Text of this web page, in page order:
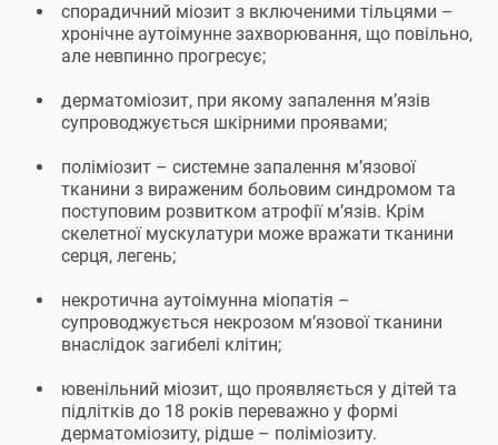
спорадичний міозит з включеними тільцями –
хронічне аутоімунне захворювання, що повільно,
але невпинно прогресує;
дерматоміозит, при якому запалення м’язів
супроводжується шкірними проявами;
поліміозит – системне запалення м’язової
тканини з вираженим больовим синдромом та
поступовим розвитком атрофії м’язів. Крім
скелетної мускулатури може вражати тканини
серця, легень;
некротична аутоімунна міопатія –
супроводжується некрозом м’язової тканини
внаслідок загибелі клітин;
ювенільний міозит, що проявляється у дітей та
підлітків до 18 років переважно у формі
дерматоміозиту, рідше – поліміозиту.